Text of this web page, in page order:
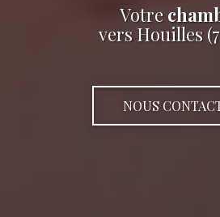
Votre
vers Houilles
NOUS